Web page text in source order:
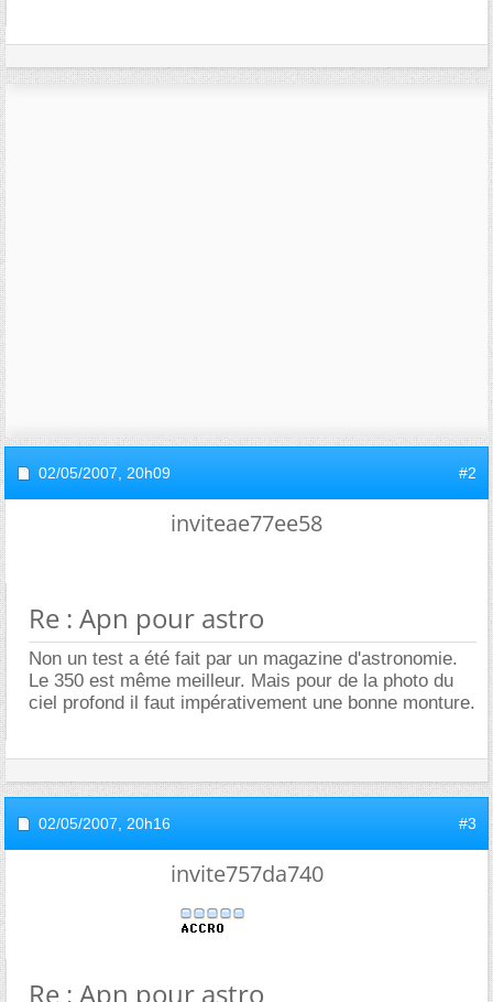
02/05/2007, 20h09 #2
inviteae77ee58
Re : Apn pour astro
Non un test a été fait par un magazine d'astronomie.
Le 350 est même meilleur. Mais pour de la photo du
ciel profond il faut impérativement une bonne monture.
02/05/2007, 20h16 #3
invite757da740
Re : Apn pour astro